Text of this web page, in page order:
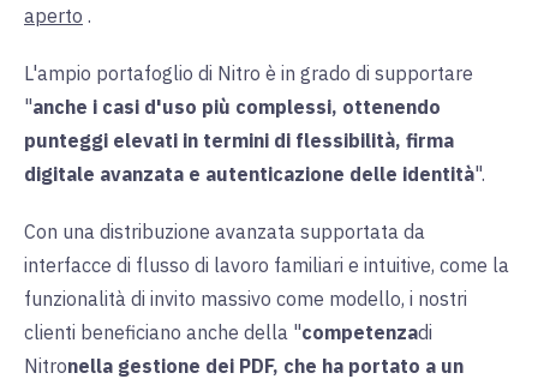
aperto .
L'ampio portafoglio di Nitro è in grado di supportare
"anche i casi d'uso più complessi, ottenendo
punteggi elevati in termini di flessibilità, firma
digitale avanzata e autenticazione delle identità".
Con una distribuzione avanzata supportata da
interfacce di flusso di lavoro familiari e intuitive, come la
funzionalità di invito massivo come modello, i nostri
clienti beneficiano anche della "competenzadi
Nitronella gestione dei PDF, che ha portato a un